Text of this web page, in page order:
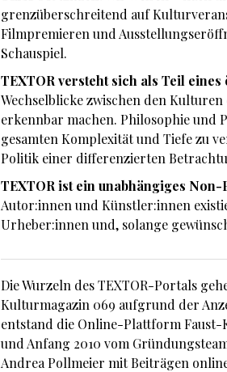
grenzüberschreitend auf
Filmpremieren und
Schauspiel.
TEXTOR versteht sich als Teil
Wechselblicke zwischen den
erkennbar machen. Philosophie und
gesamten Komplexität und Tiefe zu
Politik einer differenzierten
TEXTOR ist ein unabhängiges
Autor:innen und Künstler:innen
Urheber:innen und, solange
Die Wurzeln des TEXTOR-Portals
Kulturmagazin 069 aufgrund der
entstand die Online-Plattform Faust-
und Anfang 2010 vom
Andrea Pollmeier mit Beiträgen